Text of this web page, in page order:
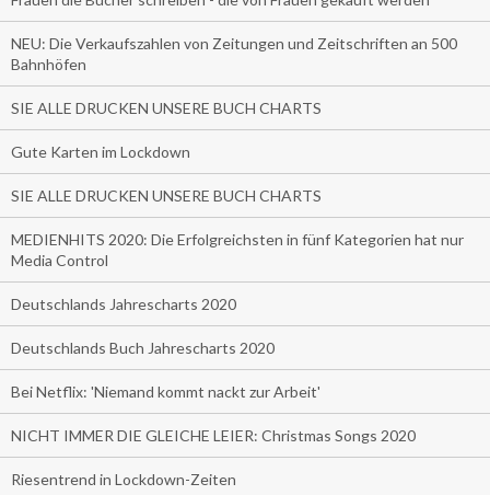
NEU: Die Verkaufszahlen von Zeitungen und Zeitschriften an 500
Bahnhöfen
SIE ALLE DRUCKEN UNSERE BUCH CHARTS
Gute Karten im Lockdown
SIE ALLE DRUCKEN UNSERE BUCH CHARTS
MEDIENHITS 2020: Die Erfolgreichsten in fünf Kategorien hat nur
Media Control
Deutschlands Jahrescharts 2020
Deutschlands Buch Jahrescharts 2020
Bei Netflix: 'Niemand kommt nackt zur Arbeit'
NICHT IMMER DIE GLEICHE LEIER: Christmas Songs 2020
Riesentrend in Lockdown-Zeiten